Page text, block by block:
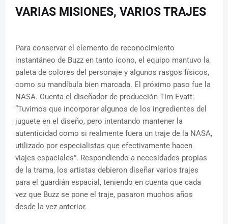
VARIAS MISIONES, VARIOS TRAJES
Para conservar el elemento de reconocimiento
instantáneo de Buzz en tanto ícono, el equipo mantuvo la
paleta de colores del personaje y algunos rasgos físicos,
como su mandíbula bien marcada. El próximo paso fue la
NASA. Cuenta el diseñador de producción Tim Evatt:
“Tuvimos que incorporar algunos de los ingredientes del
juguete en el diseño, pero intentando mantener la
autenticidad como si realmente fuera un traje de la NASA,
utilizado por especialistas que efectivamente hacen
viajes espaciales”. Respondiendo a necesidades propias
de la trama, los artistas debieron diseñar varios trajes
para el guardián espacial, teniendo en cuenta que cada
vez que Buzz se pone el traje, pasaron muchos años
desde la vez anterior.